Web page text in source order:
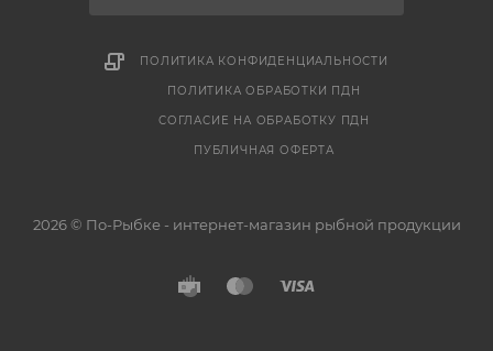
ПОЛИТИКА КОНФИДЕНЦИАЛЬНОСТИ
ПОЛИТИКА ОБРАБОТКИ ПДН
СОГЛАСИЕ НА ОБРАБОТКУ ПДН
ПУБЛИЧНАЯ ОФЕРТА
2026 © По-Рыбке - интернет-магазин рыбной продукции